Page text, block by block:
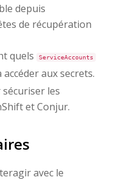
depuis
de récupération
quels ServiceAccounts
aux secrets.
les
et Conjur.
avec le